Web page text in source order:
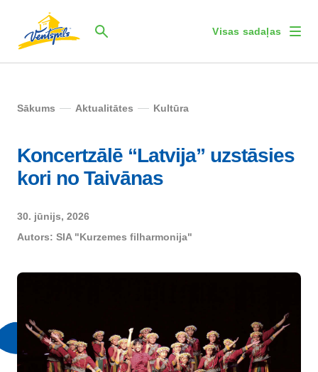
Visas sadaļas
Sākums Aktualitātes Kultūra
Koncertzālē “Latvija” uzstāsies
kori no Taivānas
30. jūnijs, 2026
Autors: SIA "Kurzemes filharmonija"